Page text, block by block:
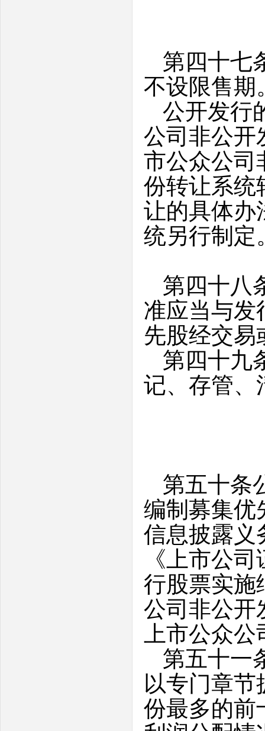
第四十七
不设限售期
公开发行
公司非公开
市公众公司
份转让系统
让的具体办
统另行制定
第四十八
准应当与发
先股经交易
第四十九
记、存管、
第五十条
编制募集优
信息披露义
《上市公
行股票实施
公司非公开
上市公众
第五十一
以专门章节
份最多的前